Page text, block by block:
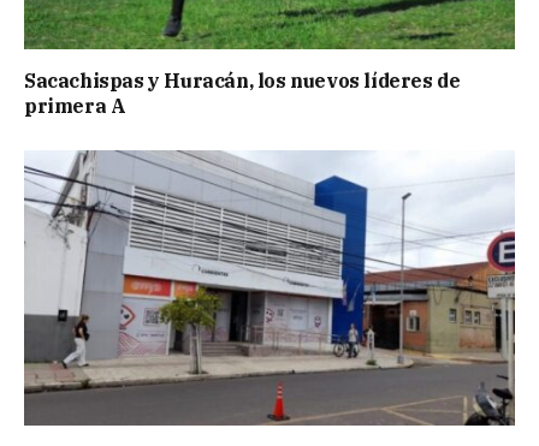
Sacachispas y Huracán, los nuevos líderes de
primera A